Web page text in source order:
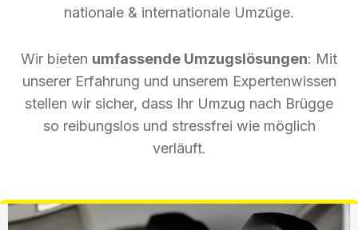
nationale & internationale Umzüge.
Wir bieten umfassende Umzugslösungen: Mit
unserer Erfahrung und unserem Expertenwissen
stellen wir sicher, dass Ihr Umzug nach Brügge
so reibungslos und stressfrei wie möglich
verläuft.